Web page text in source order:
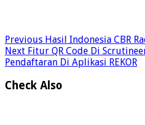
Previous Hasil Indonesia CBR
Next Fitur QR Code Di
Pendaftaran Di Aplikasi REKOR
Check Also